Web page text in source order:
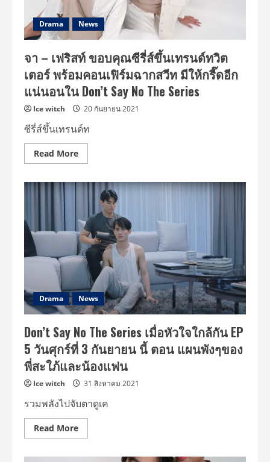
ศุกร์
ที่
24
กันยายน
นี้
ความ
ทรง
จำ
ที่
พัง
ทลาย
Drama News
จา – เฟริสท์ ขอบคุณซีรี่ส์ขึ้นเทรนด์ทวิต
เตอร์ พร้อมคอนเฟิร์มฉากสวีท มีให้กรี๊ดอีก
แน่นอนใน Don’t Say No The Series
Ice witch 20 กันยายน 2021
ซีรี่ส์ขึ้นเทรนด์ท
Read MoreRead
more
–
ขอบคุณ
ซีรี่ส์
ขึ้น
เท
รนด์
ทวิ
เตอร์
พร้อม
คอนเฟิร์ม
ฉาก
สวีท
ให้
กรี๊ด
อีก
แน่นอน
ใน
Don’t
Say
No
Series
Drama News
Don’t Say No The Series เมื่อหัวใจใกล้กัน EP
5 วันศุกร์ที่ 3 กันยายน นี้ ตอน แผนพังๆของ
พี่สะใภ้และน้องแฟน
Ice witch 31 สิงหาคม 2021
รวมพลังไปจับตาดูเค
Read MoreRead
more